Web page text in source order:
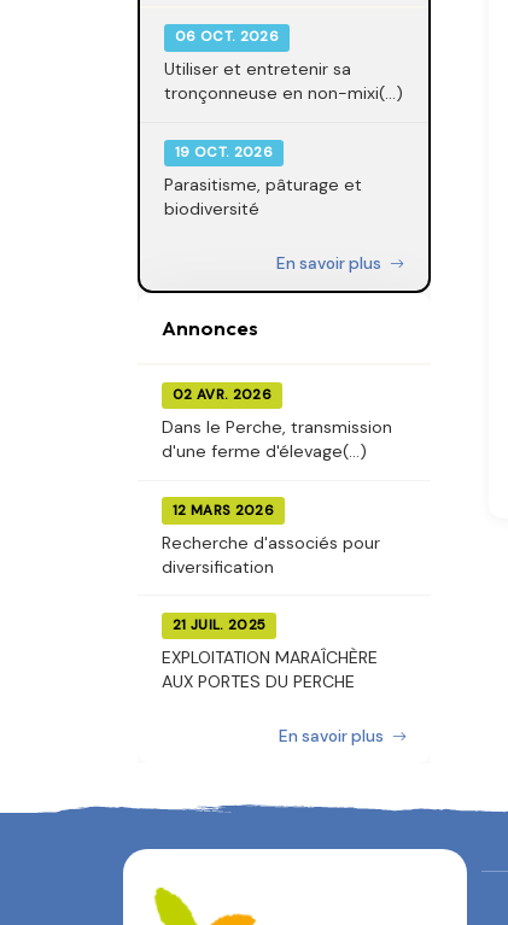
06 OCT. 2026
Utiliser et entretenir sa
tronçonneuse en non-mixi(...)
19 OCT. 2026
Parasitisme, pâturage et
biodiversité
En savoir plus
Annonces
02 AVR. 2026
Dans le Perche, transmission
d'une ferme d'élevage(...)
12 MARS 2026
Recherche d'associés pour
diversification
21 JUIL. 2025
EXPLOITATION MARAÎCHÈRE
AUX PORTES DU PERCHE
En savoir plus